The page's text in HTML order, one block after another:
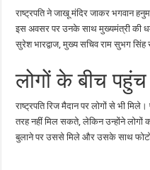
राष्ट्रपति ने जाखू मंदिर जाकर भगवान
इस अवसर पर उनके साथ मुख्यमंत्री की
सुरेश भारद्वाज, मुख्य सचिव राम सुभग
लोगों के बीच पहुंच
राष्ट्रपति रिज मैदान पर लोगों से भी
तरह नहीं मिल सकते, लेकिन उन्होंने
बुलाने पर उससे मिले और उसके साथ फोटो